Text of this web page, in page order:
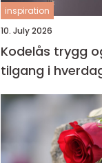
inspiration
10. July 2026
Kodelås trygg og enkel
tilgang i